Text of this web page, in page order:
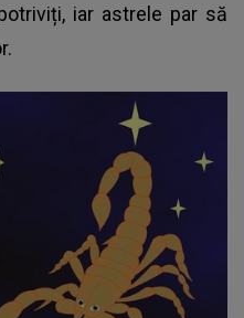
iar astrele par să